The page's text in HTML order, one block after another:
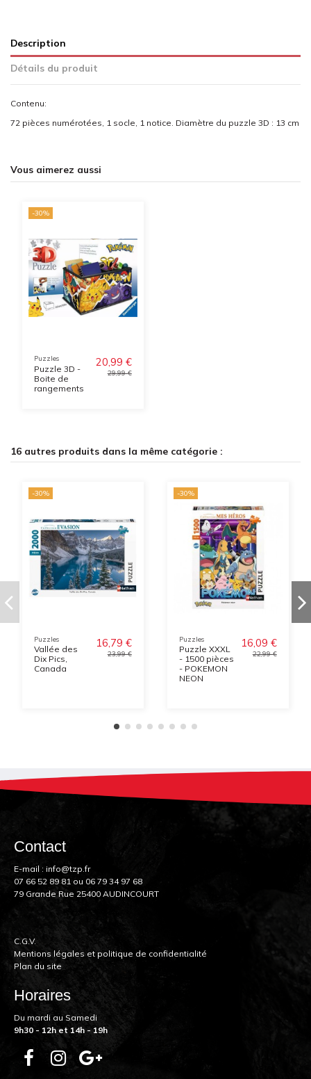
Description
Détails du produit
Contenu:
72 pièces numérotées, 1 socle, 1 notice. Diamètre du puzzle 3D : 13 cm
Vous aimerez aussi
-30%
Puzzles
Puzzle 3D -
Boite de
rangements
20,99 €
29,99 €
16 autres produits dans la même catégorie :
-30%
Puzzles
Vallée des
Dix Pics,
Canada
16,79 €
23,99 €
-30%
Puzzles
Puzzle XXXL
- 1500 pièces
- POKEMON
NEON
16,09 €
22,99 €
Contact
E-mail : info@tzp.fr
07 66 52 89 81 ou 06 79 34 97 68
79 Grande Rue 25400 AUDINCOURT
C.G.V.
Mentions légales et politique de confidentialité
Plan du site
Horaires
Du mardi au Samedi
9h30 - 12h et 14h - 19h